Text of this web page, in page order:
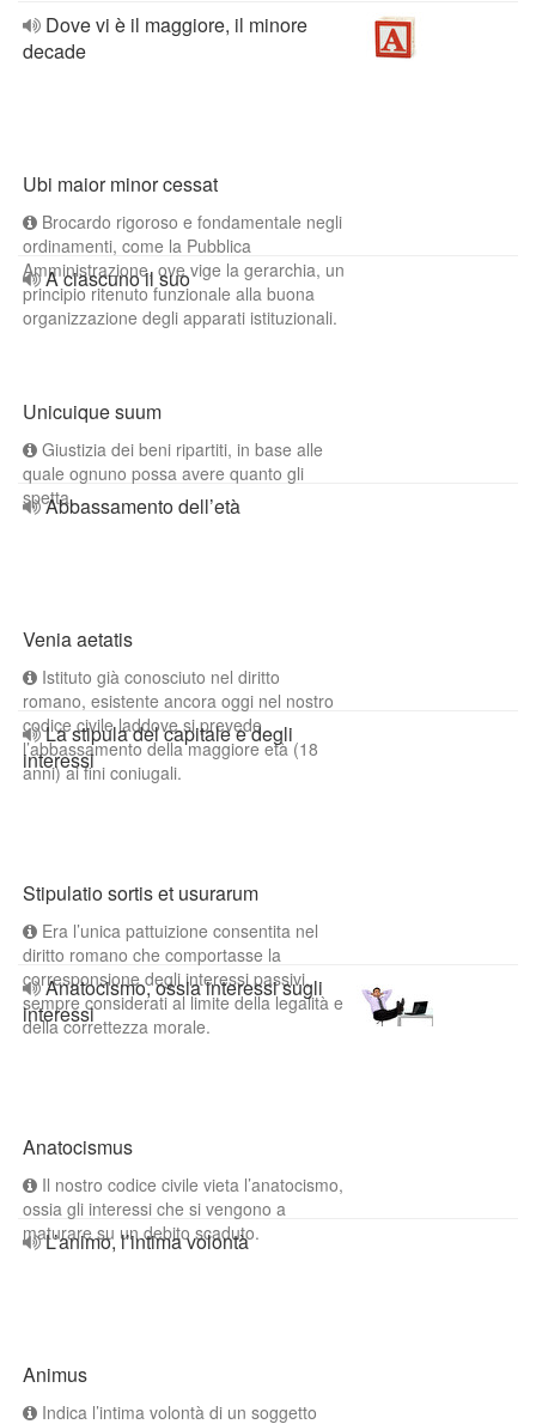
Dove vi è il maggiore, il minore
decade
Ubi maior minor cessat
Brocardo rigoroso e fondamentale negli
ordinamenti, come la Pubblica
Amministrazione, ove vige la gerarchia, un
principio ritenuto funzionale alla buona
organizzazione degli apparati istituzionali.
A ciascuno il suo
Unicuique suum
Giustizia dei beni ripartiti, in base alle
quale ognuno possa avere quanto gli
spetta.
Abbassamento dell’età
Venia aetatis
Istituto già conosciuto nel diritto
romano, esistente ancora oggi nel nostro
codice civile laddove si prevede
l’abbassamento della maggiore età (18
anni) ai fini coniugali.
La stipula del capitale e degli
interessi
Stipulatio sortis et usurarum
Era l’unica pattuizione consentita nel
diritto romano che comportasse la
corresponsione degli interessi passivi,
sempre considerati al limite della legalità e
della correttezza morale.
Anatocismo, ossia interessi sugli
interessi
Anatocismus
Il nostro codice civile vieta l’anatocismo,
ossia gli interessi che si vengono a
maturare su un debito scaduto.
L’animo, l’intima volontà
Animus
Indica l’intima volontà di un soggetto